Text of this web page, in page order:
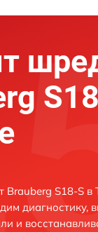
S18-S в
диагностику,
и